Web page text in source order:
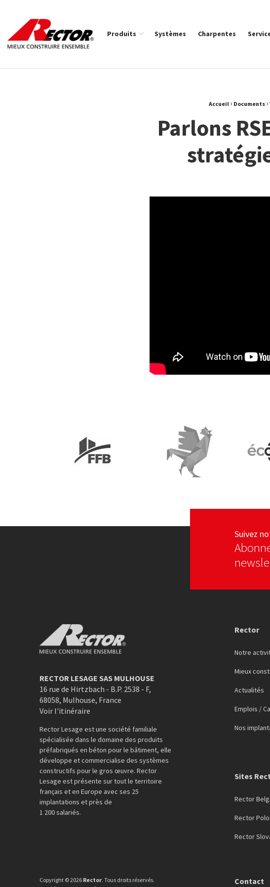
Rector Mieux construire ensemble
Produits Systèmes Charpentes
Accueil › Documents ›
Parlons
Voir le site web Voir le site web
Suivez
Rector Mieux construire ensemble
RECTOR LESAGE SAS MULHOUSE
16 rue de Hirtzbach - B.P. 2538 - F,
68058, Mulhouse, France
Voir l'itinéraire
Rector Lesage est une société familiale
spécialisée dans le domaine des produits
préfabriqués en béton pour le bâtiment, elle
développe et commercialise des systèmes
constructifs pour le gros œuvre. Rector
Lesage est présente sur tout le territoire
français et en Europe avec ses 25
implantations et près de
1 200 salariés.
Rector
Notre
Mieux
Actualités
Emplois /
Nos
Sites
Rector
Rector
Rector
Contact
Copyright © 2026 Rector. Tous droits réservés.